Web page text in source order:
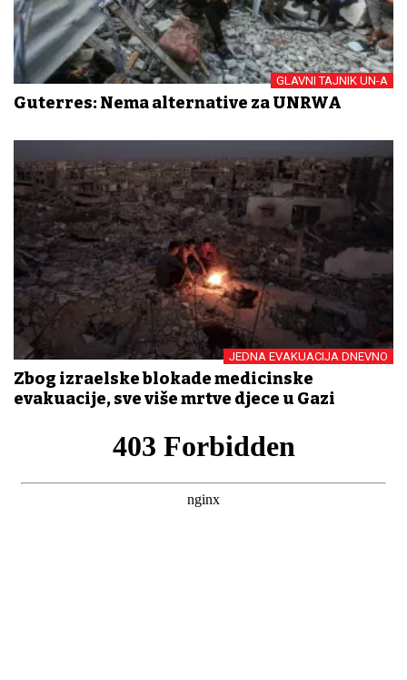
GLAVNI TAJNIK UN-A
Guterres: Nema alternative za UNRWA
JEDNA EVAKUACIJA DNEVNO
Zbog izraelske blokade medicinske
evakuacije, sve više mrtve djece u Gazi